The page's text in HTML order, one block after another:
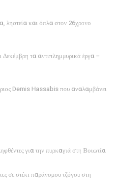
ληστεία και όπλα στον 26χρονο
Δεκέμβρη τα αντιπλημμυρικά έργα –
Demis Hassabis που αναλαμβάνει
για την πυρκαγιά στη Βοιωτία
σε στέκι παράνομου τζόγου στη